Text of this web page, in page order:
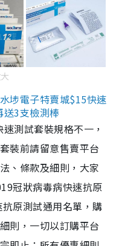
埗電子特賣城$15快速
送3支檢測棒
測試套裝規格不一，
裝前請留意售賣平台
、條款及細則，大家
冠狀病毒病快速抗原
原測試通用名單，購
則，一切以訂購平台